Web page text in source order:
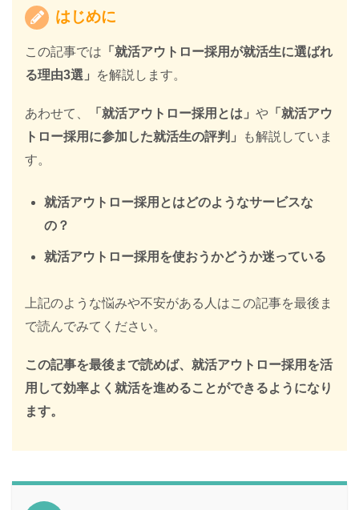
はじめに
この記事では 「就活アウトロー採用が就活生に選ばれ
る理由3選」
を解説します。
あわせて、 「就活アウトロー採用とは」 や 「就活アウ
トロー採用に参加した就活生の評判」
も解説していま
す。
就活アウトロー採用とはどのようなサービスな
の？
就活アウトロー採用を使おうかどうか迷っている
上記のような悩みや不安がある人はこの記事を最後ま
で読んでみてください。
この記事を最後まで読めば、就活アウトロー採用を活
用して効率よく就活を進めることができるようになり
ます。